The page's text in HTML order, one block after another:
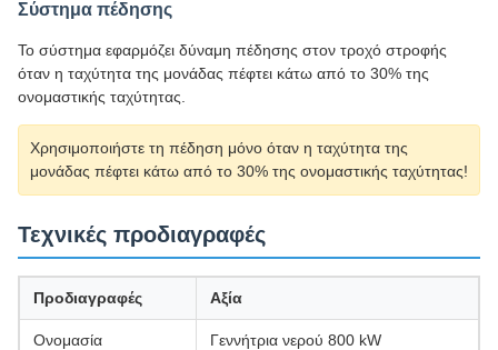
Σύστημα πέδησης
Το σύστημα εφαρμόζει δύναμη πέδησης στον τροχό στροφής
όταν η ταχύτητα της μονάδας πέφτει κάτω από το 30% της
ονομαστικής ταχύτητας.
Χρησιμοποιήστε τη πέδηση μόνο όταν η ταχύτητα της
μονάδας πέφτει κάτω από το 30% της ονομαστικής ταχύτητας!
Τεχνικές προδιαγραφές
Προδιαγραφές Αξία
Ονομασία Γεννήτρια νερού 800 kW